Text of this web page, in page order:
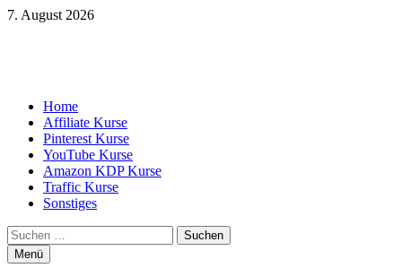
Zum
7. August 2026
Home
Affiliate Kurse
Pinterest Kurse
YouTube Kurse
Amazon KDP Kurse
Traffic Kurse
Sonstiges
Suchen
nach:
Menü